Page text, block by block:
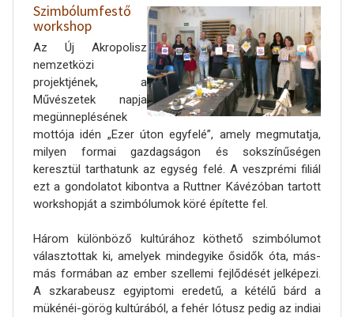
Szimbólumfestő
workshop
Az Új Akropolisz
nemzetközi
projektjének, a
Művészetek napja
megünneplésének
mottója idén „Ezer úton egyfelé”, amely megmutatja,
milyen formai gazdagságon és sokszínűségen
keresztül tarthatunk az egység felé. A veszprémi filiál
ezt a gondolatot kibontva a Ruttner Kávézóban tartott
workshopját a szimbólumok köré építette fel.
Három különböző kultúrához köthető szimbólumot
választottak ki, amelyek mindegyike ősidők óta, más-
más formában az ember szellemi fejlődését jelképezi.
A szkarabeusz egyiptomi eredetű, a kétélű bárd a
mükénéi-görög kultúrából, a fehér lótusz pedig az indiai